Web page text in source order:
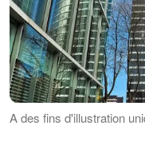
A des fins d'illustration